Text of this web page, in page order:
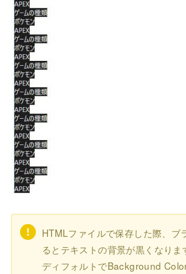
HTMLファイルで保存した際、ブ
るとテキストの背景が黒くなりま
ディフォルトでBackground